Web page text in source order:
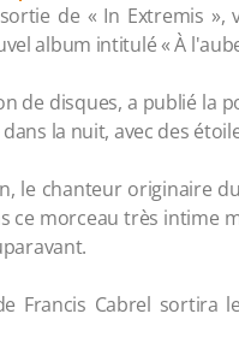
de « In Extremis »,
album intitulé « À
de disques, a publié la
la nuit, avec des
le chanteur originaire
ce morceau très intime
Francis Cabrel sortira